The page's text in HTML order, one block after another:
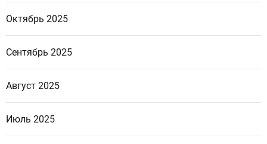
Октябрь 2025
Сентябрь 2025
Август 2025
Июль 2025